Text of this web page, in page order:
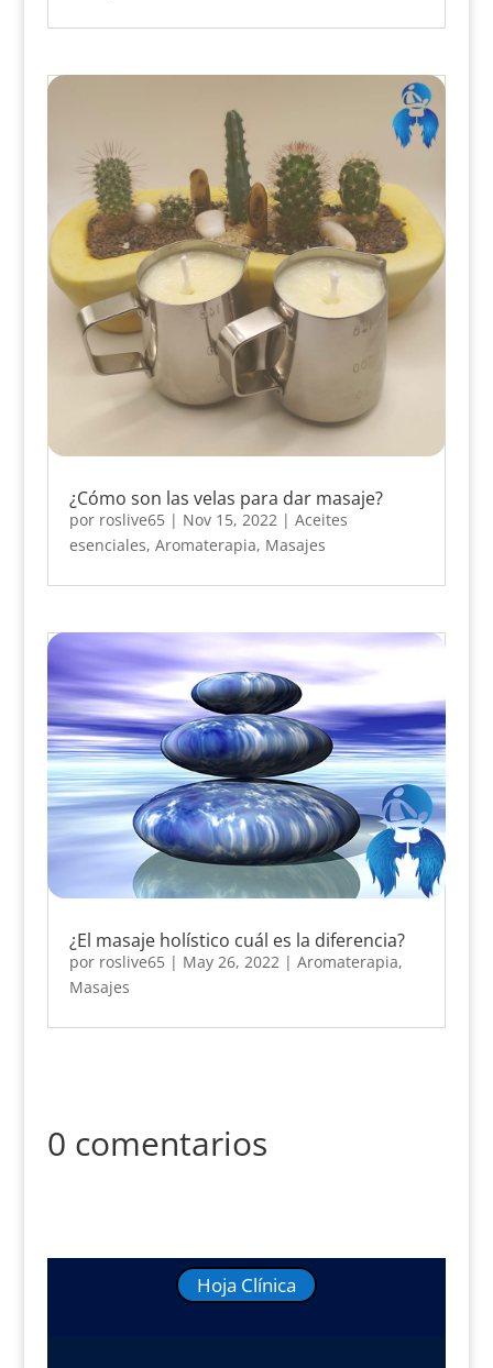
¿Cómo son las velas para dar masaje?
por roslive65| Nov 15, 2022| Aceites
esenciales, Aromaterapia, Masajes
¿El masaje holístico cuál es la diferencia?
por roslive65| May 26, 2022| Aromaterapia,
Masajes
0 comentarios
Hoja Clínica